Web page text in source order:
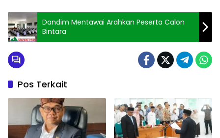
Dandim Mentawai Arahkan Peserta Calon
Bintara
Pos Terkait